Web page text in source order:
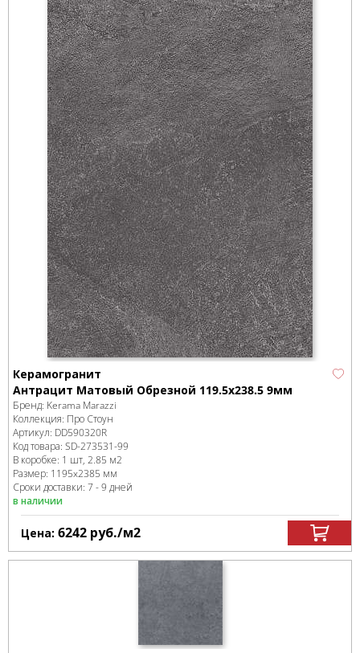
Керамогранит
Антрацит Матовый Обрезной 119.5x238.5 9мм
Бренд: Kerama Marazzi
Коллекция: Про Стоун
Артикул: DD590320R
Код товара: SD-273531-99
В коробке: 1 шт, 2.85 м2
Размер: 1195x2385 мм
Сроки доставки: 7 - 9 дней
в наличии
Цена: 6242 руб./м2